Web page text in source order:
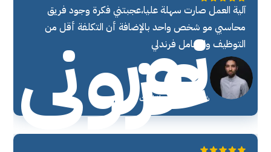
نور
عزوني
شريك مؤسس انرلايت
آلية العمل صارت سهلة عليا،عجبتني فكرة وجود فريق
محاسبي مو شخص واحد بالإضافة أن التكلفة أقل من
التوظيف والتعامل فرندلي